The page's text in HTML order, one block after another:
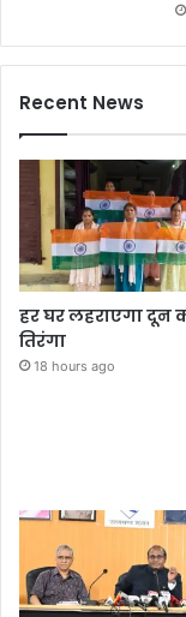
Recent News
हर घर लहराएगा दून
तिरंगा
18 hours ago